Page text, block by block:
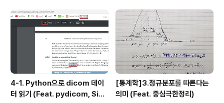
4-1. Python으로 dicom 데이
터 읽기 (Feat. pydicom, Sim
[통계학]3.정규분포를 따른다는
의미 (Feat. 중심극한정리)